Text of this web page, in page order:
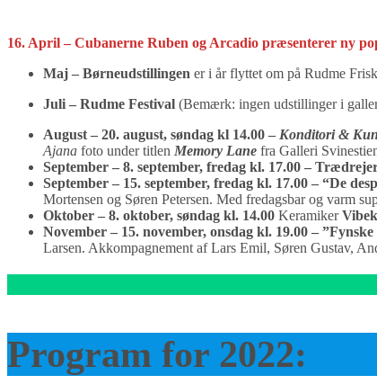
16. April – Cubanerne Ruben og Arcadio præsenterer ny
Maj – Børneudstillingen er i år flyttet om på Rudme
Juli – Rudme Festival (Bemærk: ingen udstillinger i
August – 20. august, søndag kl 14.00 – Konditori &
Ajana foto under titlen Memory Lane fra Galleri
September – 8. september, fredag kl. 17.00 –
September – 15. september, fredag kl. 17.00 – “De
Mortensen og Søren Petersen. Med fredagsbar og varm
Oktober – 8. oktober, søndag kl. 14.00 Keramiker
November – 15. november, onsdag kl. 19.00 –
Larsen. Akkompagnement af Lars Emil, Søren Gustav,
Program for 2022: